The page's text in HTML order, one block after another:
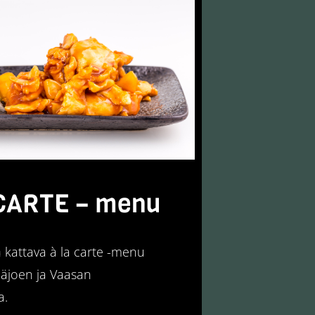
– menu
kattava à la carte -menu
ja Vaasan